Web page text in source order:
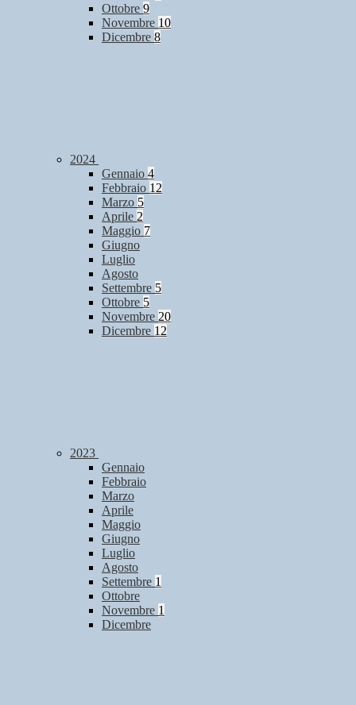
Ottobre 9
Novembre 10
Dicembre 8
2024
Gennaio 4
Febbraio 12
Marzo 5
Aprile 2
Maggio 7
Giugno
Luglio
Agosto
Settembre 5
Ottobre 5
Novembre 20
Dicembre 12
2023
Gennaio
Febbraio
Marzo
Aprile
Maggio
Giugno
Luglio
Agosto
Settembre 1
Ottobre
Novembre 1
Dicembre